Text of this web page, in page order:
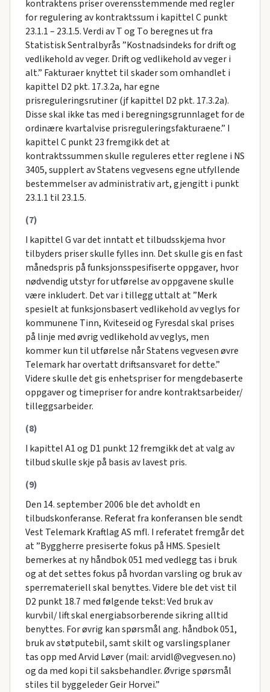
kontraktens priser overensstemmende med regler
for regulering av kontraktssum i kapittel C punkt
23.1.1 – 23.1.5. Verdi av T og Tо beregnes ut fra
Statistisk Sentralbyrås ”Kostnadsindeks for drift og
vedlikehold av veger. Drift og vedlikehold av veger i
alt.” Fakturaer knyttet til skader som omhandlet i
kapittel D2 pkt. 17.3.2a, har egne
prisreguleringsrutiner (jf kapittel D2 pkt. 17.3.2a).
Disse skal ikke tas med i beregningsgrunnlaget for de
ordinære kvartalvise prisreguleringsfakturaene.” I
kapittel C punkt 23 fremgikk det at
kontraktssummen skulle reguleres etter reglene i NS
3405, supplert av Statens vegvesens egne utfyllende
bestemmelser av administrativ art, gjengitt i punkt
23.1.1 til 23.1.5.
(7)
I kapittel G var det inntatt et tilbudsskjema hvor
tilbyders priser skulle fylles inn. Det skulle gis en fast
månedspris på funksjonsspesifiserte oppgaver, hvor
nødvendig utstyr for utførelse av oppgavene skulle
være inkludert. Det var i tillegg uttalt at ”Merk
spesielt at funksjonsbasert vedlikehold av veglys for
kommunene Tinn, Kviteseid og Fyresdal skal prises
på linje med øvrig vedlikehold av veglys, men
kommer kun til utførelse når Statens vegvesen øvre
Telemark har overtatt driftsansvaret for dette.”
Videre skulle det gis enhetspriser for mengdebaserte
oppgaver og timepriser for andre kontraktsarbeider/
tilleggsarbeider.
(8)
I kapittel A1 og D1 punkt 12 fremgikk det at valg av
tilbud skulle skje på basis av lavest pris.
(9)
Den 14. september 2006 ble det avholdt en
tilbudskonferanse. Referat fra konferansen ble sendt
Vest Telemark Kraftlag AS mfl. I referatet fremgår det
at ”Byggherre presiserte fokus på HMS. Spesielt
bemerkes at ny håndbok 051 med vedlegg tas i bruk
og at det settes fokus på hvordan varsling og bruk av
sperremateriell skal benyttes. Videre ble det vist til
D2 punkt 18.7 med følgende tekst: Ved bruk av
kurvbil/ lift skal energiabsorberende sikring alltid
benyttes. For øvrig kan spørsmål ang. håndbok 051,
bruk av støtputebil, samt skilt og varslingsplaner
tas opp med Arvid Løver (mail: arvidl@vegvesen.no)
og da med kopi til saksbehandler. Øvrige spørsmål
stiles til byggeleder Geir Horvei.”